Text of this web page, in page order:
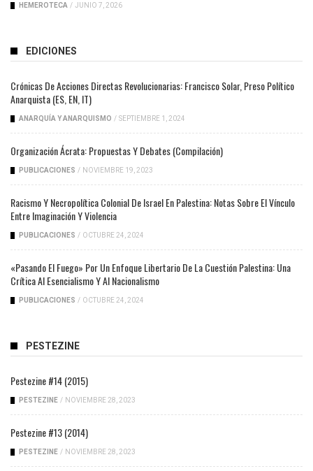
HEMEROTECA / JUNIO 7, 2026
EDICIONES
Crónicas De Acciones Directas Revolucionarias: Francisco Solar, Preso Político
Anarquista (ES, EN, IT)
ANARQUÍA Y ANARQUISMO / SEPTIEMBRE 1, 2024
Organización Ácrata: Propuestas Y Debates (compilación)
PUBLICACIONES / NOVIEMBRE 19, 2023
Racismo Y Necropolítica Colonial De Israel En Palestina: Notas Sobre El Vínculo
Entre Imaginación Y Violencia
PUBLICACIONES / OCTUBRE 24, 2024
«Pasando El Fuego» Por Un Enfoque Libertario De La Cuestión Palestina: Una
Crítica Al Esencialismo Y Al Nacionalismo
PUBLICACIONES / OCTUBRE 24, 2024
PESTEZINE
Pestezine #14 (2015)
PESTEZINE / NOVIEMBRE 28, 2023
Pestezine #13 (2014)
PESTEZINE / NOVIEMBRE 28, 2023